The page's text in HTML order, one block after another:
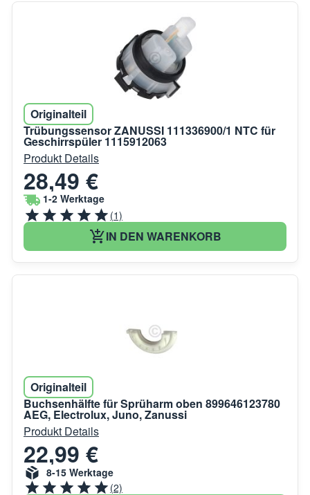
Originalteil
Trübungssensor ZANUSSI 111336900/1 NTC für
Geschirrspüler 1115912063
Produkt Details
28,49 €
1-2 Werktage
(1)
IN DEN WARENKORB
Originalteil
Buchsenhälfte für Sprüharm oben 899646123780
AEG, Electrolux, Juno, Zanussi
Produkt Details
22,99 €
8-15 Werktage
(2)